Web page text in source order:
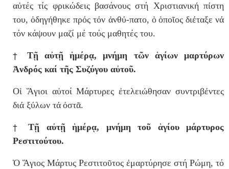
αὐτές τίς φρικώδεις βασάνους στή Χριστιανική πίστη
του, ὁδηγήθηκε πρός τόν ἀνθύ-πατο, ὁ ὁποῖος διέταξε νά
τόν κάψουν μαζί μέ τούς μαθητές του.
† Τῇ αὐτῇ ἡμέρᾳ, μνήμη τῶν ἁγίων μαρτύρων
Ἀνδρός καί τῆς Συζύγου αὐτοῦ.
Οἱ Ἅγιοι αὐτοί Μάρτυρες ἐτελειώθησαν συντριβέντες
διά ξύλων τά ὀστᾶ.
† Τῇ αὐτῇ ἡμέρᾳ, μνήμη τοῦ ἁγίου μάρτυρος
Ρεστιτούτου.
Ὁ Ἅγιος Μάρτυς Ρεστιτοῦτος ἐμαρτύρησε στή Ρώμη, τό